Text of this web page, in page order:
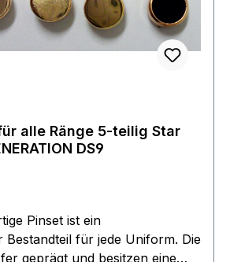
Ränge 5-teilig Star
DS9
Pinset ist ein
für jede Uniform. Die
geprägt und besitzen eine